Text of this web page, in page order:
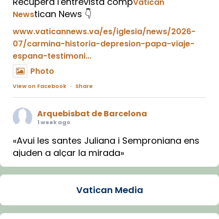
Newstican News 👇
www.vaticannews.va/es/iglesia/news/2026-
07/carmina-historia-depresion-papa-viaje-
espana-testimoni...
Photo
View on Facebook · Share
Arquebisbat de Barcelona
1 week ago
«Avui les santes Juliana i Semproniana ens
ajuden a alçar la mirada»
Mons. Sergi Gordo, bisbe de Tortosa, ha
Santes de Mataró.
🔗tinyurl.com/cvu5jmbk
Vatican Media